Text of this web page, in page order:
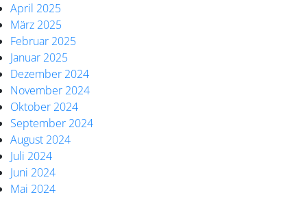
April 2025
März 2025
Februar 2025
Januar 2025
Dezember 2024
November 2024
Oktober 2024
September 2024
August 2024
Juli 2024
Juni 2024
Mai 2024